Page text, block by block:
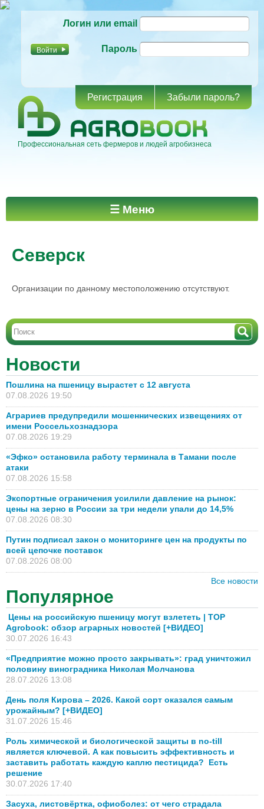
основному
Логин или email
Пароль
Регистрация Забыли пароль?
Профессиональная сеть фермеров и людей агробизнеса
Главное меню ☰ Меню
Северск
Организации по данному местоположению отсутствуют.
Новости
Пошлина на пшеницу вырастет с 12 августа
07.08.2026 19:50
Аграриев предупредили мошеннических извещениях от
имени Россельхознадзора
07.08.2026 19:29
«Эфко» остановила работу терминала в Тамани после
атаки
07.08.2026 15:58
Экспортные ограничения усилили давление на рынок:
цены на зерно в России за три недели упали до 14,5%
07.08.2026 08:30
Путин подписал закон о мониторинге цен на продукты по
всей цепочке поставок
07.08.2026 08:00
Все новости
Популярное
Цены на российскую пшеницу могут взлететь | TOP
Agrobook: обзор аграрных новостей [+ВИДЕО]
30.07.2026 16:43
«Предприятие можно просто закрывать»: град уничтожил
половину виноградника Николая Молчанова
28.07.2026 13:08
День поля Кирова – 2026. Какой сорт оказался самым
урожайным? [+ВИДЕО]
31.07.2026 15:46
Роль химической и биологической защиты в no-till
является ключевой. А как повысить эффективность и
заставить работать каждую каплю пестицида? Есть
решение
30.07.2026 17:40
Засуха, листовёртка, офиоболез: от чего страдала